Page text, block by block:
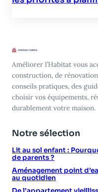
Améliorer l’Habitat vous
construction, de
conseils pratiques, des
choisir vos équipements,
durablement votre maison.
Notre sélection
Lit au sol enfant :
de parents ?
Aménagement point
au quotidien